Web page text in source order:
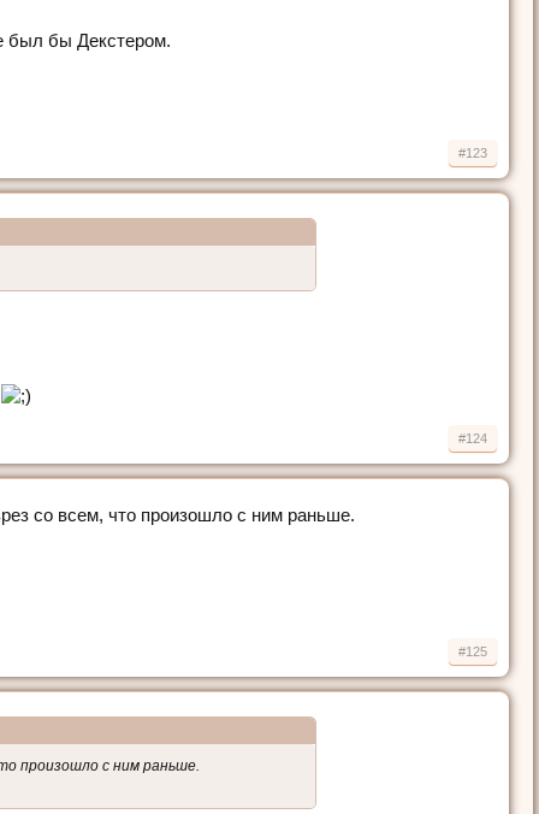
был бы Декстером.
#123
#124
со всем, что произошло с ним раньше.
#125
произошло с ним раньше.